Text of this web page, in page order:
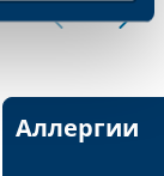
Аллергии